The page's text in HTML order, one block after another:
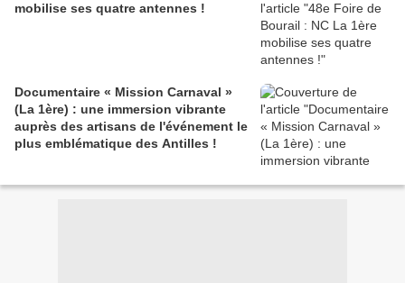
mobilise ses quatre antennes !
Documentaire « Mission Carnaval »
(La 1ère) : une immersion vibrante
auprès des artisans de l'événement le
plus emblématique des Antilles !